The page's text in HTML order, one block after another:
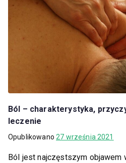
Ból – charakterystyka,
leczenie
Opublikowano27 września 2021
Ból jest najczęstszym objawem